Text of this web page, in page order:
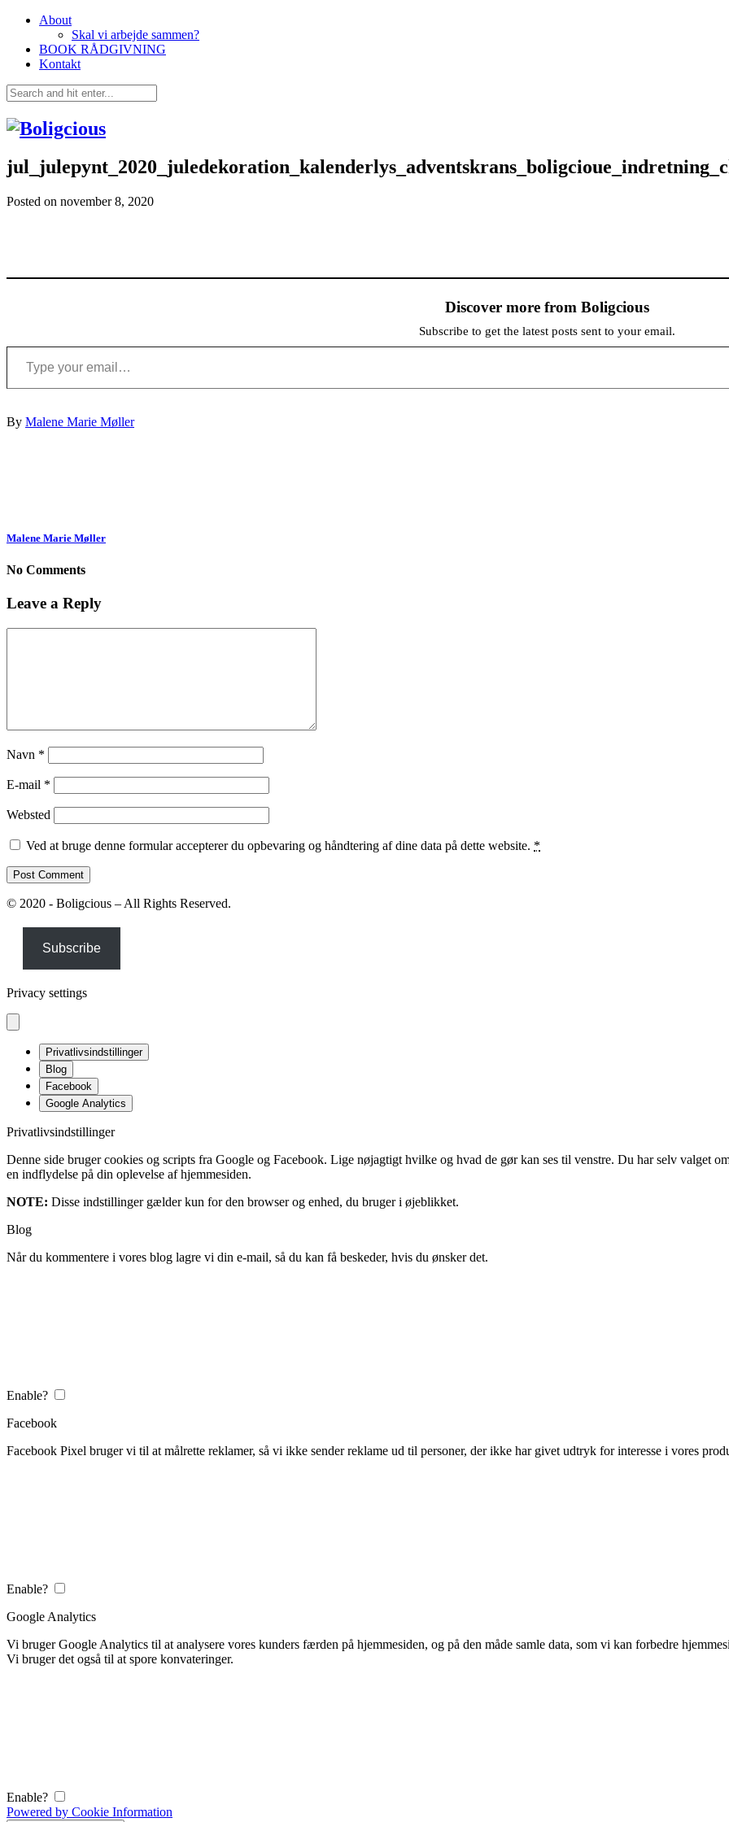
About
Skal vi arbejde sammen?
BOOK RÅDGIVNING
Kontakt
Posted on november 8, 2020
Discover more from Boligcious
Subscribe to get the latest posts sent to your email.
Type your email…
By Malene Marie Møller
Malene Marie Møller
No Comments
Leave a Reply
Navn *
E-mail *
Websted
Ved at bruge denne formular accepterer du opbevaring og håndtering af dine data på dette website. *
© 2020 - Boligcious – All Rights Reserved.
Subscribe
Privacy settings
Privatlivsindstillinger
Blog
Facebook
Google Analytics
Privatlivsindstillinger
Denne side bruger cookies og scripts fra Google og Facebook. Lige nøjagtigt hvilke og hvad de gør kan ses til venstre. Du har selv valget
en indflydelse på din oplevelse af hjemmesiden.
NOTE: Disse indstillinger gælder kun for den browser og enhed, du bruger i øjeblikket.
Blog
Når du kommentere i vores blog lagre vi din e-mail, så du kan få beskeder, hvis du ønsker det.
Enable?
Facebook
Facebook Pixel bruger vi til at målrette reklamer, så vi ikke sender reklame ud til personer, der ikke har givet udtryk for interesse i vores
Enable?
Google Analytics
Vi bruger Google Analytics til at analysere vores kunders færden på hjemmesiden, og på den måde samle data, som vi kan forbedre
Vi bruger det også til at spore konvateringer.
Enable?
Powered by Cookie Information